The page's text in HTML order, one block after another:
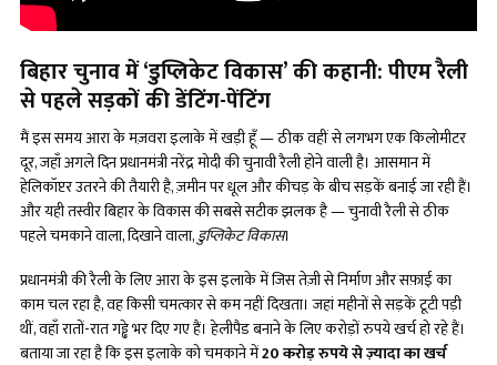
बिहार चुनाव में‘डुप्लिकेट विकास’ की कहानी: पीएम रैली
से पहले सड़कों की डेंटिंग-पेंटिंग
मैं इस समय आरा के मज़वरा इलाके में खड़ी हूँ — ठीक वहीं से लगभग एक किलोमीटर
दूर, जहाँ अगले दिन प्रधानमंत्री नरेंद्र मोदी की चुनावी रैली होने वाली है। आसमान में
हेलिकॉप्टर उतरने की तैयारी है, ज़मीन पर धूल और कीचड़ के बीच सड़कें बनाई जा रही हैं।
और यही तस्वीर बिहार के विकास की सबसे सटीक झलक है — चुनावी रैली से ठीक
पहले चमकाने वाला, दिखाने वाला,डुप्लिकेट विकास।
प्रधानमंत्री की रैली के लिए आरा के इस इलाके में जिस तेज़ी से निर्माण और सफ़ाई का
काम चल रहा है, वह किसी चमत्कार से कम नहीं दिखता। जहां महीनों से सड़कें टूटी पड़ी
थीं, वहाँ रातों-रात गड्ढे भर दिए गए हैं। हेलीपैड बनाने के लिए करोड़ों रुपये खर्च हो रहे हैं।
बताया जा रहा है कि इस इलाके को चमकाने में20 करोड़ रुपये से ज़्यादा का खर्च